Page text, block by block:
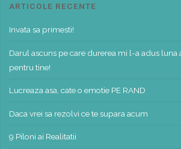
ARTICOLE RECENTE
Invata sa primesti!
Darul ascuns pe care durerea mi l-a adus luna
pentru tine!
Lucreaza asa, cate o emotie PE RAND
Daca vrei sa rezolvi ce te supara acum
9 Piloni ai Realitatii